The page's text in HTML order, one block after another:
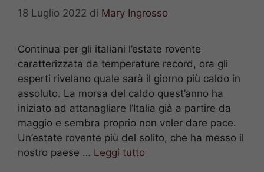
18 Luglio 2022 di Mary Ingrosso
Continua per gli italiani l’estate rovente
caratterizzata da temperature record, ora gli
esperti rivelano quale sarà il giorno più caldo in
assoluto. La morsa del caldo quest’anno ha
iniziato ad attanagliare l’Italia già a partire da
maggio e sembra proprio non voler dare pace.
Un’estate rovente più del solito, che ha messo il
nostro paese … Leggi tutto